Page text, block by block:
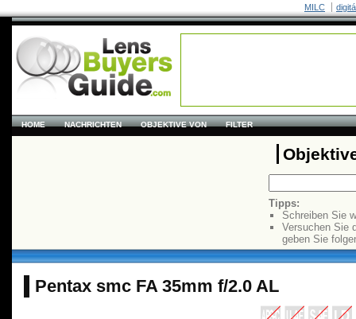
MILC
HOME NACHRICHTEN OBJEKTIVE VON FILTER
Tipps:
Schreiben Sie
Versuchen Sie
geben Sie
Pentax smc FA 35mm f/2.0 AL